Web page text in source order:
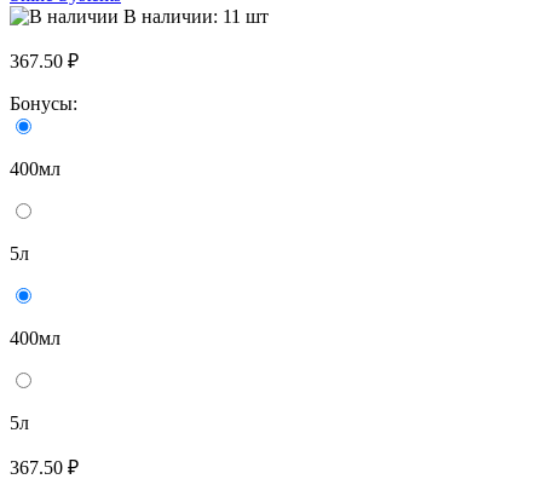
В наличии: 11 шт
367.50 ₽
Бонусы:
400мл
5л
400мл
5л
367.50 ₽